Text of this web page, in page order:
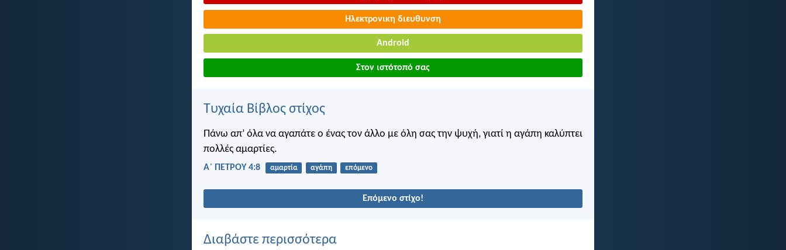
Ηλεκτρονικη διευθυνση
Android
Στον ιστότοπό σας
Τυχαία Βίβλος στίχος
Πάνω απ’ όλα να αγαπάτε ο ένας τον άλλο με όλη σας την ψυχή, γιατί η αγάπη καλύπτει
πολλές αμαρτίες.
Α΄ ΠΕΤΡΟΥ 4:8 αμαρτία αγάπη επόμενο
Επόμενο στίχο!
Διαβάστε περισσότερα